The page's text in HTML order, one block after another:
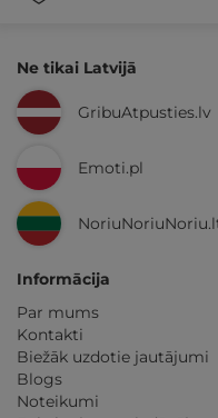
Ne tikai Latvijā
GribuAtpusties.lv
Emoti.pl
Informācija
Par mums
Kontakti
Biežāk uzdotie jautājumi
Blogs
Noteikumi